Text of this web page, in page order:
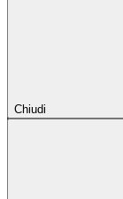
Chiudi